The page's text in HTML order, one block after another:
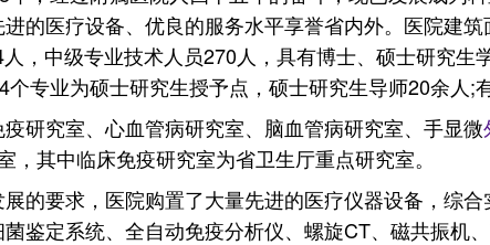
的医疗设备、优良的服务水平享誉省内外。医院建
，中级专业技术人员270人，具有博士、硕士研究
专业为硕士研究生授予点，硕士研究生导师20余人;
研究室、心血管病研究室、脑血管病研究室、手显微
其中临床免疫研究室为省卫生厅重点研究室。
的要求，医院购置了大量先进的医疗仪器设备，综
鉴定系统、全自动免疫分析仪、螺旋CT、磁共振